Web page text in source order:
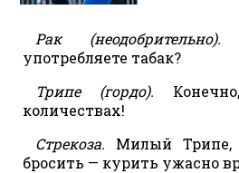
Рак (неодобрительно).
употребляете табак?
Трипе (гордо).
количествах!
Стрекоза. Милый Трипе,
бросить — курить ужасно